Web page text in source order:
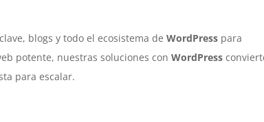
blogs y todo el ecosistema deWordPress para
potente, nuestras soluciones conWordPress
para escalar.